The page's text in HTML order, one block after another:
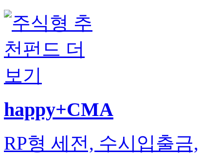
happy+CMA
RP형 세전, 수시입출금,